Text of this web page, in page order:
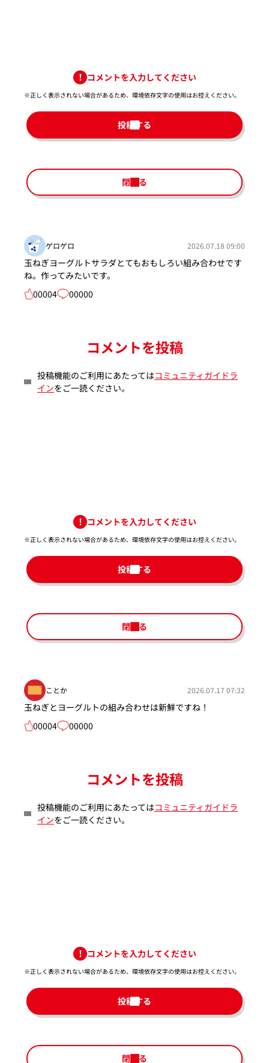
コメントを入力してください
※正しく表示されない場合があるため、環境依存文字の使用はお控えください。​
投稿する
閉じる
ゲロゲロ 2026.07.18 09:00
玉ねぎヨーグルトサラダとてもおもしろい組み合わせです
ね。作ってみたいです。
00004
00000
コメントを投稿
投稿機能のご利用にあたってはコミュニティガイドラ
インをご一読ください。
コメントを入力してください
※正しく表示されない場合があるため、環境依存文字の使用はお控えください。​
投稿する
閉じる
ことか 2026.07.17 07:32
玉ねぎとヨーグルトの組み合わせは新鮮ですね！
00004
00000
コメントを投稿
投稿機能のご利用にあたってはコミュニティガイドラ
インをご一読ください。
コメントを入力してください
※正しく表示されない場合があるため、環境依存文字の使用はお控えください。​
投稿する
閉じる